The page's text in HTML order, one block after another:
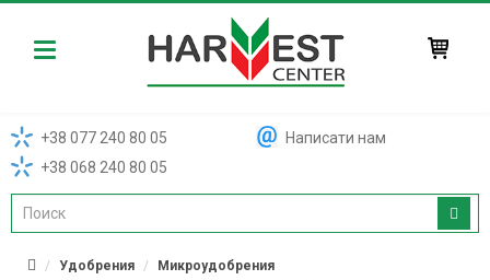
Harvest
+38 077 240 80 05
+38 068 240 80 05
Написати нам
Удобрения
Микроудобрения